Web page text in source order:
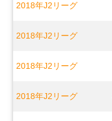
2018年J2リーグ
2018年J2リーグ
2018年J2リーグ
2018年J2リーグ